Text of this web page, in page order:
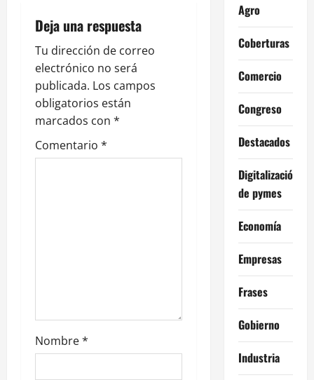
ó
n
d
e
e
a
s
Deja una respuesta
Tu dirección de correo
electrónico no será
publicada. Los campos
obligatorios están
marcados con *
Comentario *
Nombre*
Agro
Coberturas
Comercio
Congreso
Destacados
Digitalización
de pymes
Economía
Empresas
Frases
Gobierno
Industria